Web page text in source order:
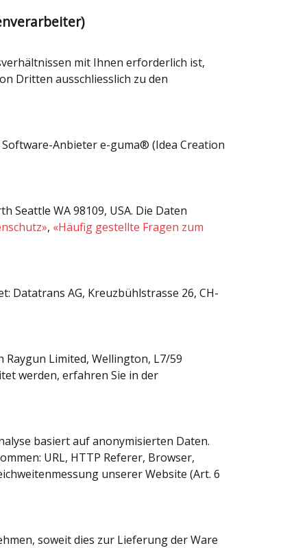
mit Ihnen erforderlich ist,
Dritten ausschliesslich zu den
Anbieter e-guma® (Idea Creation
Seattle WA 98109, USA. Die Daten
, «Häufig gestellte Fragen zum
Datatrans AG, Kreuzbühlstrasse 26, CH-
Limited, Wellington, L7/59
werden, erfahren Sie in der
basiert auf anonymisierten Daten.
URL, HTTP Referer, Browser,
unserer Website (Art. 6
soweit dies zur Lieferung der Ware